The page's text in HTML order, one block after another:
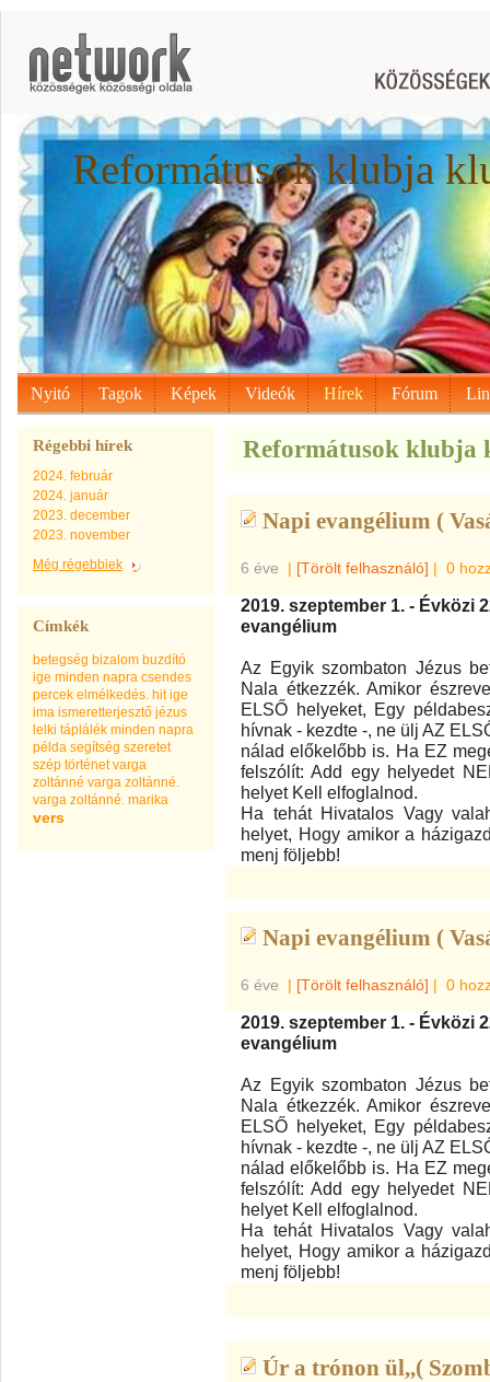
Reformátusok klubja
Nyitó Tagok Képek Videók Hírek Fórum
Régebbi hírek
2024. február
2024. január
2023. december
2023. november
Még régebbiek
Címkék
betegség bizalom buzdító
ige minden napra csendes
percek elmélkedés. hit ige
ima ismeretterjesztő jézus
lelki táplálék minden napra
példa segítség szeretet
szép történet varga
zoltánné varga zoltánné.
varga zoltánné. marika
vers
Reformátusok klubja
Napi evangélium (
6 éve | [Törölt felhasználó] | 0
2019. szeptember 1. - Évközi
evangélium
Az Egyik szombaton Jézus
Nala étkezzék. Amikor
ELSŐ helyeket, Egy
hívnak - kezdte -, ne ülj AZ
nálad előkelőbb is. Ha EZ
felszólít: Add egy helyedet
helyet Kell elfoglalnod.
Ha tehát Hivatalos Vagy
helyet, Hogy amikor a
menj följebb!
Napi evangélium (
6 éve | [Törölt felhasználó] | 0
2019. szeptember 1. - Évközi
evangélium
Az Egyik szombaton Jézus
Nala étkezzék. Amikor
ELSŐ helyeket, Egy
hívnak - kezdte -, ne ülj AZ
nálad előkelőbb is. Ha EZ
felszólít: Add egy helyedet
helyet Kell elfoglalnod.
Ha tehát Hivatalos Vagy
helyet, Hogy amikor a
menj följebb!
Úr a trónon ül,,(